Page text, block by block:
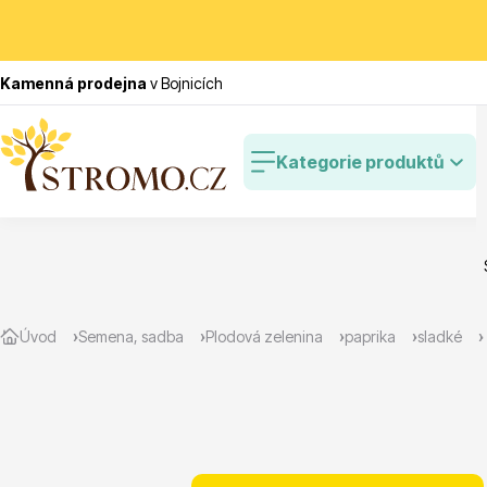
Kamenná prodejna v Bojnicích
Kategorie produktů
Zlevněné Cibuloviny
Úvod Semena, sadba Plodová zelenina paprika sladké